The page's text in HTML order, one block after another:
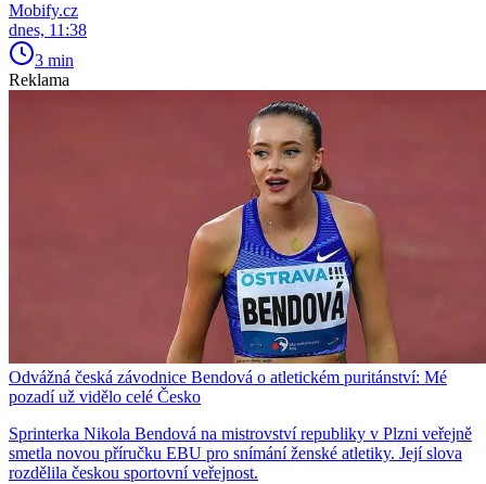
Mobify.cz
dnes, 11:38
3 min
Reklama
Odvážná česká závodnice Bendová o atletickém puritánství: Mé
pozadí už vidělo celé Česko
Sprinterka Nikola Bendová na mistrovství republiky v Plzni veřejně
smetla novou příručku EBU pro snímání ženské atletiky. Její slova
rozdělila českou sportovní veřejnost.